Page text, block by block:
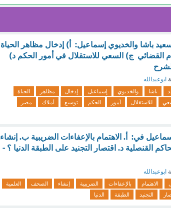
باشا والخديوي إسماعيل: أ) إدخال مظاهر الحياة
القضائي ج) السعي للاستقلال في أمور الحكم د)
ابوعبدالله
باشا والخديوي إسماعيل إدخال مظاهر
الحياة
للاستقلال أمور الحكم توسيع أملاك
مصر
في: أ. الاهتمام بالإعفاءات الضريبية ب. إنشاء
القنصلية د. اقتصار التجنيد على الطبقة الدنيا ؟ -
ابوعبدالله
الاهتمام بالإعفاءات الضريبية إنشاء الصحف
العلمية
التجنيد الطبقة الدنيا